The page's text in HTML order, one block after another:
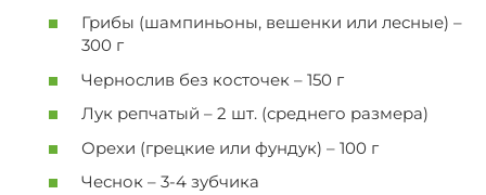
Грибы (шампиньоны, вешенки или лесные) –
300 г
Чернослив без косточек – 150 г
Лук репчатый – 2 шт. (среднего размера)
Орехи (грецкие или фундук) – 100 г
Чеснок – 3-4 зубчика